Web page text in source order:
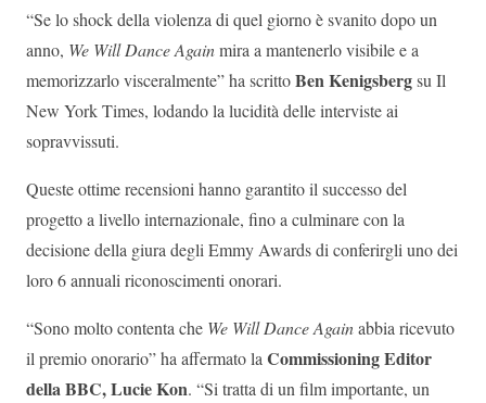
“Se lo shock della violenza di quel giorno è svanito dopo un
anno, We Will Dance Againmira a mantenerlo visibile e a
memorizzarlo visceralmente” ha scrittoBen Kenigsbergsu Il
New York Times, lodando la lucidità delle interviste ai
sopravvissuti.
Queste ottime recensioni hanno garantito il successo del
progetto a livello internazionale, fino a culminare con la
decisione della giura degli Emmy Awards di conferirgli uno dei
loro 6 annuali riconoscimenti onorari.
“Sono molto contenta che We Will Dance Againabbia ricevuto
il premio onorario” ha affermato laCommissioning Editor
della BBC, Lucie Kon. “Si tratta di un film importante, un